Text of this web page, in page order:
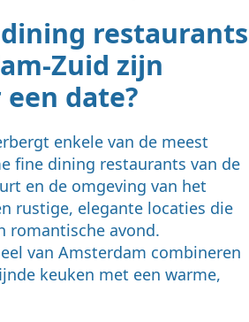
restaurants
Zuid zijn
date?
enkele van de meest
fine dining restaurants van de
en de omgeving van het
rustige, elegante locaties die
romantische avond.
van Amsterdam combineren
keuken met een warme,